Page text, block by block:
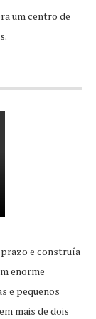
um centro de
prazo e construía
enorme
e pequenos
mais de dois